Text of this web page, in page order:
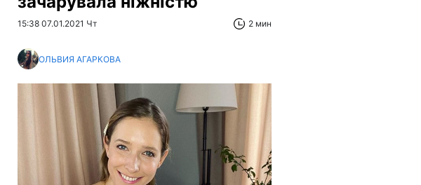
15:38 07.01.2021 Чт 2 мин
ОЛЬВИЯ АГАРКОВА